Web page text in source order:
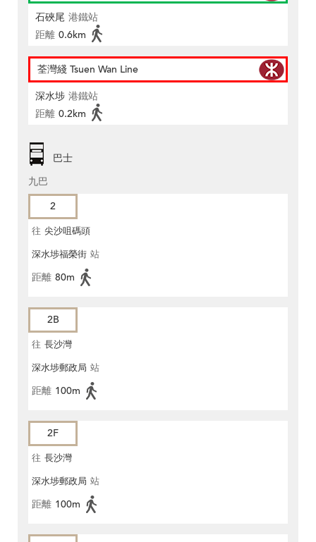
石硤尾 港鐵站
距離 0.6km
荃灣綫 Tsuen Wan Line
深水埗 港鐵站
距離 0.2km
巴士
九巴
2
往 尖沙咀碼頭
深水埗福榮街 站
距離 80m
2B
往 長沙灣
深水埗郵政局 站
距離 100m
2F
往 長沙灣
深水埗郵政局 站
距離 100m